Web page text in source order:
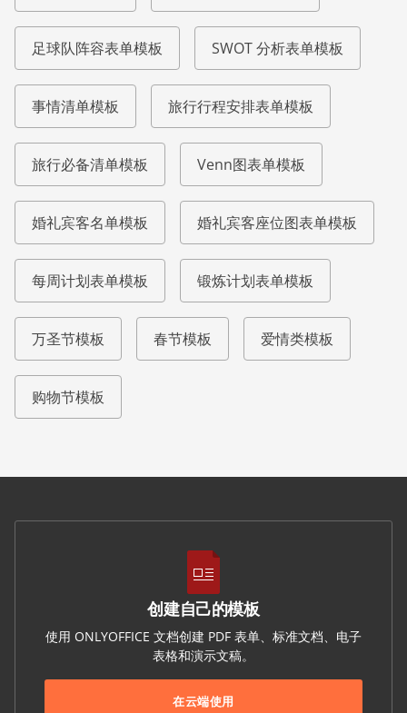
足球队阵容表单模板 SWOT 分析表单模板
事情清单模板 旅行行程安排表单模板
旅行必备清单模板 Venn图表单模板
婚礼宾客名单模板 婚礼宾客座位图表单模板
每周计划表单模板 锻炼计划表单模板
万圣节模板 春节模板 爱情类模板
购物节模板
创建自己的模板
使用 ONLYOFFICE 文档创建 PDF 表单、标准文档、电子
表格和演示文稿。
在云端使用